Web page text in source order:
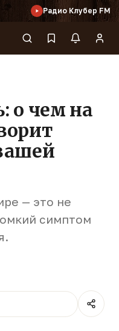
Радио Клубер FM
о чем на
— это не
симптом